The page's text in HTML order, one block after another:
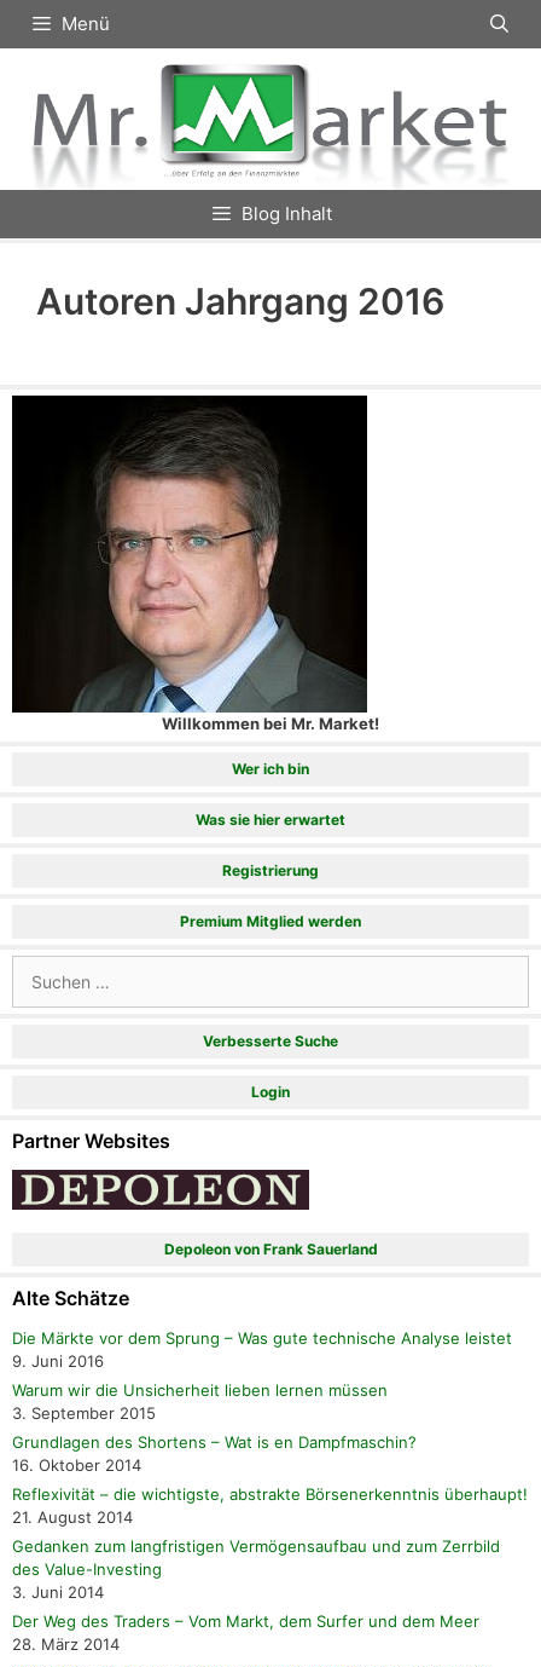
Inhalt
Menü
Blog Inhalt
Autoren Jahrgang 2016
Willkommen bei Mr. Market!
Wer ich bin
Was sie hier erwartet
Registrierung
Premium Mitglied werden
nach:
Verbesserte Suche
Login
Partner Websites
Depoleon von Frank Sauerland
Alte Schätze
Die Märkte vor dem Sprung – Was gute technische Analyse leistet
9. Juni 2016
Warum wir die Unsicherheit lieben lernen müssen
3. September 2015
Grundlagen des Shortens – Wat is en Dampfmaschin?
16. Oktober 2014
Reflexivität – die wichtigste, abstrakte Börsenerkenntnis überhaupt!
21. August 2014
Gedanken zum langfristigen Vermögensaufbau und zum Zerrbild
des Value-Investing
3. Juni 2014
Der Weg des Traders – Vom Markt, dem Surfer und dem Meer
28. März 2014